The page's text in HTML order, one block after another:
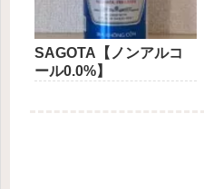
SAGOTA【ノンアルコ
ール0.0%】